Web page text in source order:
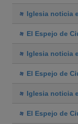
Iglesia noticia
El Espejo de
Iglesia noticia
El Espejo de
Iglesia noticia
El Espejo de